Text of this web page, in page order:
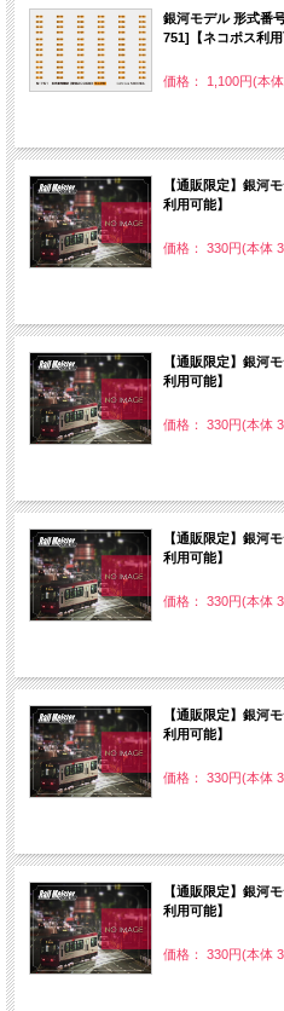
銀河モデル 形式番
751]【ネコポス利用
価格： 1,100円(本
【通販限定】銀河
利用可能】
価格： 330円(本体
【通販限定】銀河
利用可能】
価格： 330円(本体
【通販限定】銀河
利用可能】
価格： 330円(本体
【通販限定】銀河
利用可能】
価格： 330円(本体
【通販限定】銀河
利用可能】
価格： 330円(本体